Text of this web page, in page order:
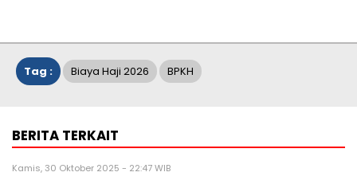
Tag : Biaya Haji 2026 BPKH
BERITA TERKAIT
Kamis, 30 Oktober 2025 - 22:47 WIB